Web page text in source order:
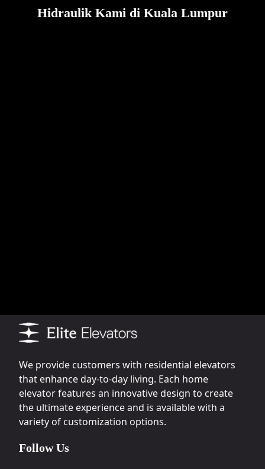
Hidraulik Kami di Kuala Lumpur
We provide customers with residential elevators
that enhance day-to-day living. Each home
elevator features an innovative design to create
the ultimate experience and is available with a
variety of customization options.
Follow Us